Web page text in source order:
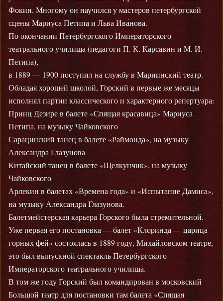
Фокин. Многому он научился у мастеров петербургской
сцены Мариуса Петипа и Льва Ива́нова.
По окончании Петербургского Императорского
театрального училища (педагоги П. К. Карсавин и М. И.
Петипа),
в 1889 — 1900 поступил на службу в Мариинский театр.
Обладая хорошей школой, Горский в первые же месяцы
исполнял партии классического и характерного репертуара:
Принц Дезире в балете «Спящая красавица» Мариуса
Петипа, на музыку Чайковского
Сарацинский танец в балете «Раймонда», на музыку
Александра Глазунова
Китайский танец в балете «Щелкунчик», на музыку
Чайковского
Арлекин в балетах «Времена года» и «Испытание Дамиса»,
на музыку Александра Глазунова.
Балетмейстерская карьера Горского была стремительной.
Уже первая его постановка — балет «Клоринда — царица
горных фей» состоялась в 1889 году, Михайловском театре,
это был выпускной спектакль Петербургского
Императорского театрального училища.
В том же году Горский был командирован в московский
Большой театр для постановки там балета «Спящая